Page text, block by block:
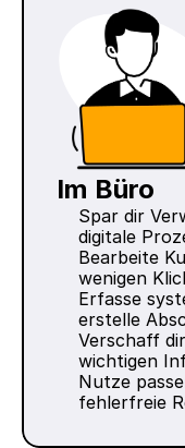
Im Büro
Spar dir
digitale
Bearbeite
wenigen
Erfasse
erstelle
Verschaff
wichtigen
Nutze
fehlerfreie